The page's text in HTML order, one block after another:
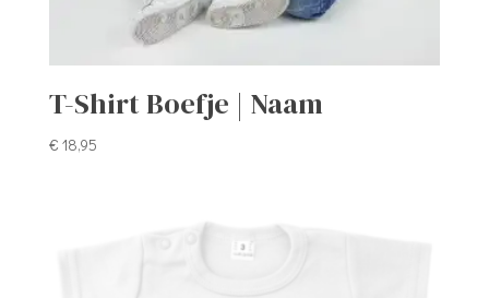
T-Shirt Boefje | Naam
€ 18,95